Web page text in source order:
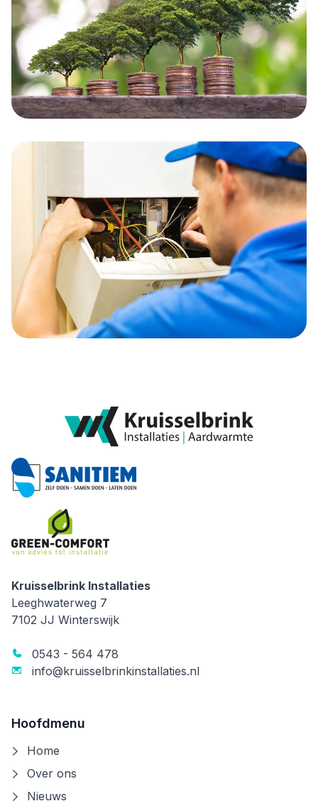
Besparing
Kruisselbrink Installaties
Kruisselbrink Installaties
Leeghwaterweg 7
7102 JJ Winterswijk
0543 - 564 478
info@kruisselbrinkinstallaties.nl
Hoofdmenu
Home
Over ons
Nieuws